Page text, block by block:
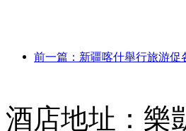
酒店地址：樂